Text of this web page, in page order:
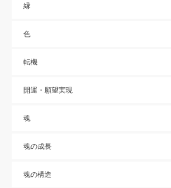
縁
色
転機
開運・願望実現
魂
魂の成長
魂の構造